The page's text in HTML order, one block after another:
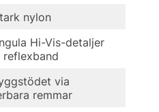
nylon
Hi-Vis-detaljer
reflexband
via
remmar